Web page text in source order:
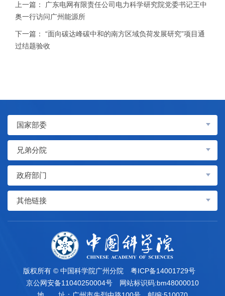
上一篇：
广东电网有限责任公司电力科学研究院党委书记王中
奥一行访问广州能源所
下一篇：
“面向碳达峰碳中和的南方区域负荷发展研究”项目通
过结题验收
国家部委
兄弟分院
政府部门
其他链接
版权所有 © 中国科学院广州分院
粤ICP备14001729号
京公网安备11040250004号
网站标识码:bm48000010